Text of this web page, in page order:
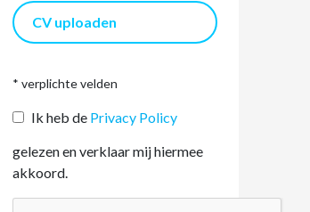
CV uploaden
* verplichte velden
Ik heb de Privacy Policy
gelezen en verklaar mij hiermee
akkoord.